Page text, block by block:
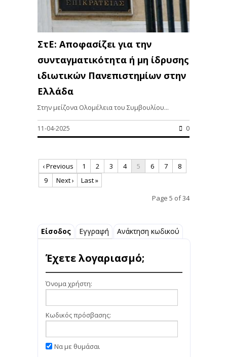
ΣτΕ: Αποφασίζει για την
συνταγματικότητα ή μη ίδρυσης
ιδιωτικών Πανεπιστημίων στην
Ελλάδα
Στην μείζονα Ολομέλεια του Συμβουλίου...
11-04-2025 0
‹ Previous 1 2 3 4 5 6 7
8
9
Next ›
Last »
Page 5 of 34
Είσοδος Εγγραφή Ανάκτηση κωδικού
Έχετε λογαριασμό;
Όνομα χρήστη:
Κωδικός πρόσβασης:
Να με θυμάσαι